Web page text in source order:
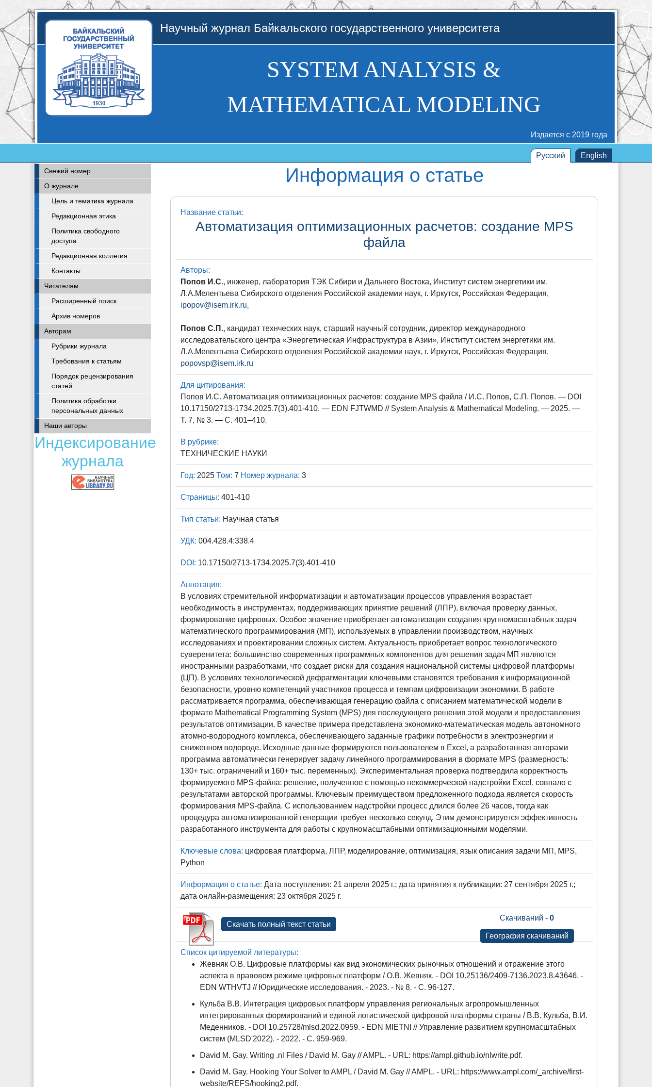
Научный журнал Байкальского государственного университета
SYSTEM ANALYSIS &
MATHEMATICAL MODELING
Издается с 2019 года
Русский English
Свежий номер
О журнале
Цель и тематика журнала
Редакционная этика
Политика свободного
доступа
Редакционная коллегия
Контакты
Читателям
Расширенный поиск
Архив номеров
Авторам
Рубрики журнала
Требования к статьям
Порядок рецензирования
статей
Политика обработки
персональных данных
Наши авторы
Индексирование
журнала
Информация о статье
Название статьи:
Автоматизация оптимизационных расчетов: создание MPS
файла
Авторы:
Попов И.С., инженер, лаборатория ТЭК Сибири и Дальнего Востока, Институт систем энергетики им.
Л.А.Мелентьева Сибирского отделения Российской академии наук, г. Иркутск, Российская Федерация,
ipopov@isem.irk.ru,
Попов С.П., кандидат технческих наук, старший научный сотрудник, директор международного
исследовательского центра «Энергетическая Инфраструктура в Азии», Институт систем энергетики им.
Л.А.Мелентьева Сибирского отделения Российской академии наук, г. Иркутск, Российская Федерация,
popovsp@isem.irk.ru
Для цитирования:
Попов И.С. Автоматизация оптимизационных расчетов: создание MPS файла / И.С. Попов, С.П. Попов. — DOI
10.17150/2713-1734.2025.7(3).401-410. — EDN FJTWMD // System Analysis & Mathematical Modeling. — 2025. —
Т. 7, № 3. — С. 401–410.
В рубрике:
ТЕХНИЧЕСКИЕ НАУКИ
Год: 2025Том: 7 Номер журнала: 3
Страницы: 401-410
Тип статьи: Научная статья
УДК: 004.428.4:338.4
DOI: 10.17150/2713-1734.2025.7(3).401-410
Аннотация:
В условиях стремительной информатизации и автоматизации процессов управления возрастает
необходимость в инструментах, поддерживающих принятие решений (ЛПР), включая проверку данных,
формирование цифровых. Особое значение приобретает автоматизация создания крупномасштабных задач
математического программирования (МП), используемых в управлении производством, научных
исследованиях и проектировании сложных систем. Актуальность приобретает вопрос технологического
суверенитета: большинство современных программных компонентов для решения задач МП являются
иностранными разработками, что создает риски для создания национальной системы цифровой платформы
(ЦП). В условиях технологической дефрагментации ключевыми становятся требования к информационной
безопасности, уровню компетенций участников процесса и темпам цифровизации экономики. В работе
рассматривается программа, обеспечивающая генерацию файла с описанием математической модели в
формате Mathematical Programming System (MPS) для последующего решения этой модели и предоставления
результатов оптимизации. В качестве примера представлена экономико-математическая модель автономного
атомно-водородного комплекса, обеспечивающего заданные графики потребности в электроэнергии и
сжиженном водороде. Исходные данные формируются пользователем в Excel, а разработанная авторами
программа автоматически генерирует задачу линейного программирования в формате MPS (размерность:
130+ тыс. ограничений и 160+ тыс. переменных). Экспериментальная проверка подтвердила корректность
формируемого MPS-файла: решение, полученное с помощью некоммерческой надстройки Excel, совпало с
результатами авторской программы. Ключевым преимуществом предложенного подхода является скорость
формирования MPS-файла. С использованием надстройки процесс длился более 26 часов, тогда как
процедура автоматизированной генерации требует несколько секунд. Этим демонстрируется эффективность
разработанного инструмента для работы с крупномасштабными оптимизационными моделями.
Ключевые слова: цифровая платформа, ЛПР, моделирование, оптимизация, язык описания задачи МП, MPS,
Python
Информация о статье: Дата поступления: 21 апреля 2025 г.; дата принятия к публикации: 27 сентября 2025 г.;
дата онлайн-размещения: 23 октября 2025 г.
Скачиваний -0
География скачиваний
Скачать полный текст статьи
Список цитируемой литературы:
Жевняк О.В. Цифровые платформы как вид экономических рыночных отношений и отражение этого
аспекта в правовом режиме цифровых платформ / О.В. Жевняк, - DOI 10.25136/2409-7136.2023.8.43646. -
EDN WTHVTJ // Юридические исследования. - 2023. - № 8. - C. 96-127.
Кульба В.В. Интеграция цифровых платформ управления региональных агропромышленных
интегрированных формирований и единой логистической цифровой платформы страны / В.В. Кульба, В.И.
Меденников. - DOI 10.25728/mlsd.2022.0959. - EDN MIETNI // Управление развитием крупномасштабных
систем (MLSD'2022). - 2022. - С. 959-969.
David M. Gay. Writing .nl Files / David M. Gay // AMPL. - URL: https://ampl.github.io/nlwrite.pdf.
David M. Gay. Hooking Your Solver to AMPL / David M. Gay // AMPL. - URL: https://www.ampl.com/_archive/first-
website/REFS/hooking2.pdf.